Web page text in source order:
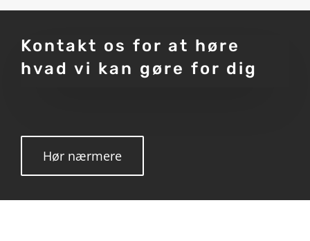
Kontakt os for at høre
hvad vi kan gøre for dig
Hør nærmere